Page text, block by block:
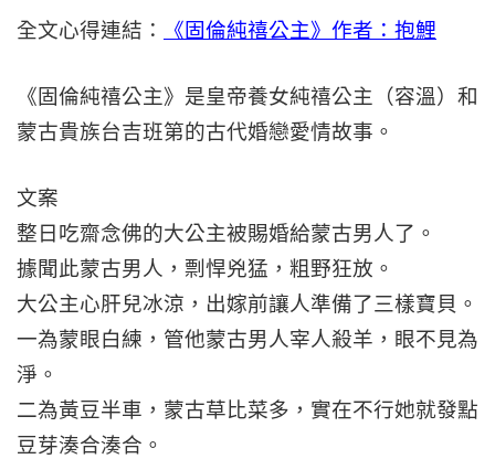
全文心得連結： 《固倫純禧公主》作者：抱鯉
《固倫純禧公主》是皇帝養女純禧公主（容溫）和
蒙古貴族台吉班第的古代婚戀愛情故事。
文案
整日吃齋念佛的大公主被賜婚給蒙古男人了。
據聞此蒙古男人，剽悍兇猛，粗野狂放。
大公主心肝兒冰涼，出嫁前讓人準備了三樣寶貝。
一為蒙眼白練，管他蒙古男人宰人殺羊，眼不見為
淨。
二為黃豆半車，蒙古草比菜多，實在不行她就發點
豆芽湊合湊合。